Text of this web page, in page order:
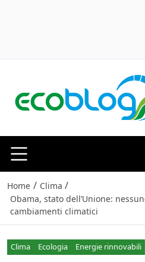
Home / Clima /
Obama, stato dell’Unione:
cambiamenti climatici
Clima Ecologia Energie rinnovabili